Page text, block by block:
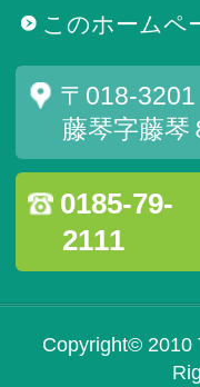
このホームペ
〒018-
藤琴字藤琴
0185-79-
2111
Copyright© 2010